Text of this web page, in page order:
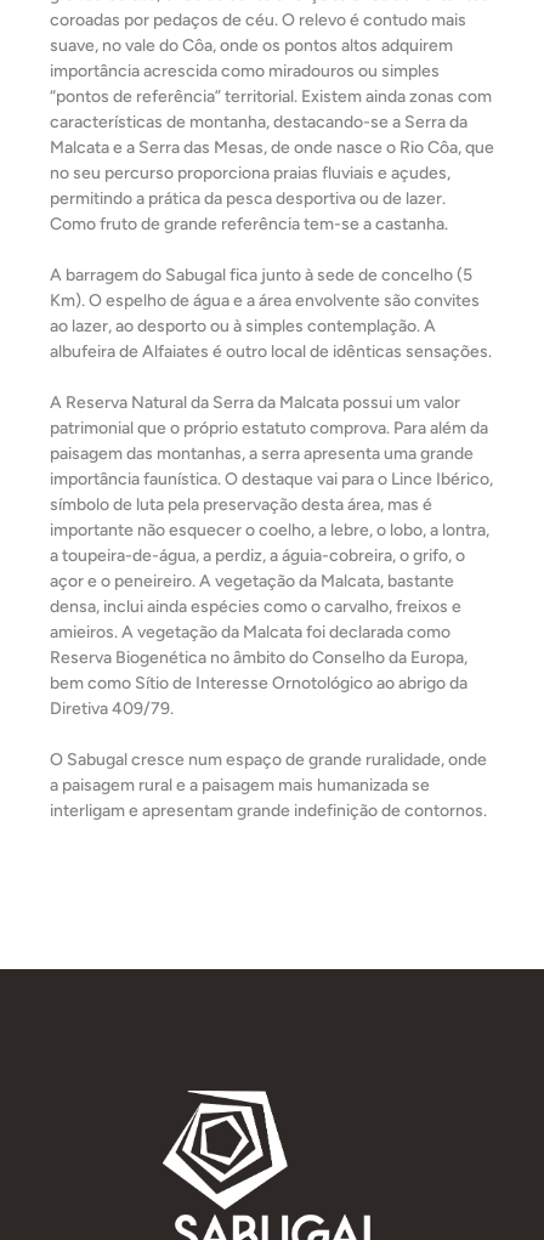
coroadas por pedaços de céu. O relevo é contudo mais
suave, no vale do Côa, onde os pontos altos adquirem
importância acrescida como miradouros ou simples
“pontos de referência” territorial. Existem ainda zonas com
características de montanha, destacando-se a Serra da
Malcata e a Serra das Mesas, de onde nasce o Rio Côa, que
no seu percurso proporciona praias fluviais e açudes,
permitindo a prática da pesca desportiva ou de lazer.
Como fruto de grande referência tem-se a castanha.
A barragem do Sabugal fica junto à sede de concelho (5
Km). O espelho de água e a área envolvente são convites
ao lazer, ao desporto ou à simples contemplação. A
albufeira de Alfaiates é outro local de idênticas sensações.
A Reserva Natural da Serra da Malcata possui um valor
patrimonial que o próprio estatuto comprova. Para além da
paisagem das montanhas, a serra apresenta uma grande
importância faunística. O destaque vai para o Lince Ibérico,
símbolo de luta pela preservação desta área, mas é
importante não esquecer o coelho, a lebre, o lobo, a lontra,
a toupeira-de-água, a perdiz, a águia-cobreira, o grifo, o
açor e o peneireiro. A vegetação da Malcata, bastante
densa, inclui ainda espécies como o carvalho, freixos e
amieiros. A vegetação da Malcata foi declarada como
Reserva Biogenética no âmbito do Conselho da Europa,
bem como Sítio de Interesse Ornotológico ao abrigo da
Diretiva 409/79.
O Sabugal cresce num espaço de grande ruralidade, onde
a paisagem rural e a paisagem mais humanizada se
interligam e apresentam grande indefinição de contornos.